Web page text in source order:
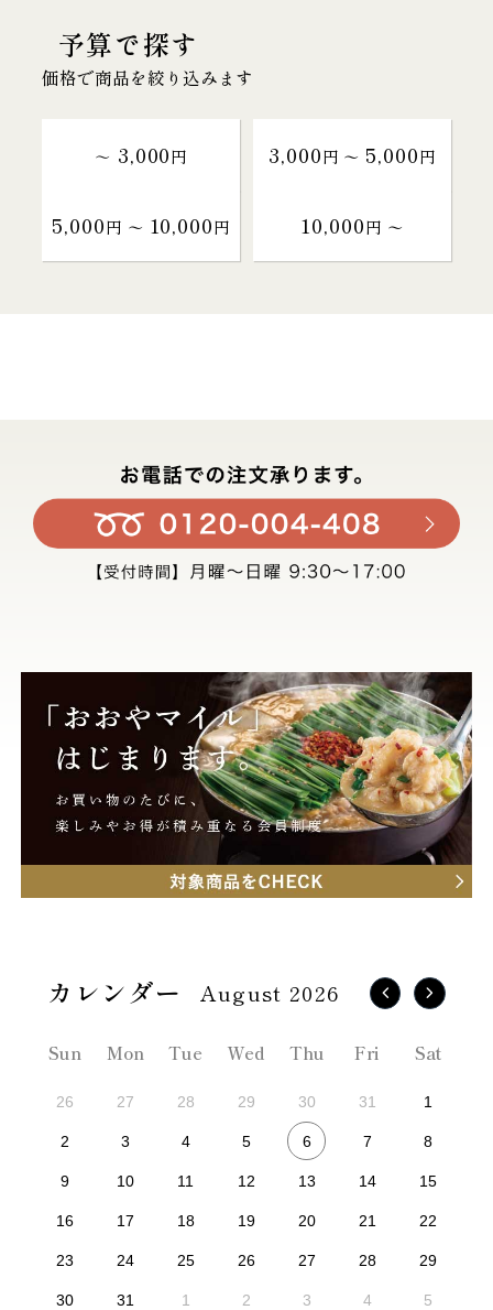
予算で探す
価格で商品を絞り込みます
～ 3,000円 3,000円 〜 5,000円
5,000円 〜 10,000円 10,000円 〜
August 2026
Sun Mon Tue Wed Thu Fri Sat
26 27 28 29 30 31 1
2 3 4 5 6 7 8
9 10 11 12 13 14 15
16 17 18 19 20 21 22
23 24 25 26 27 28 29
30 31 1 2 3 4 5